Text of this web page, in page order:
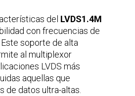
del LVDS1.4M
con frecuencias de
Este soporte de alta
al multiplexor
LVDS más
aquellas que
de datos ultra-altas.